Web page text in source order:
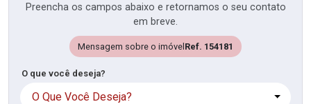
Preencha os campos abaixo e retornamos o seu contato
em breve.
Mensagem sobre o imóvelRef. 154181
O que você deseja?
O Que Você Deseja?